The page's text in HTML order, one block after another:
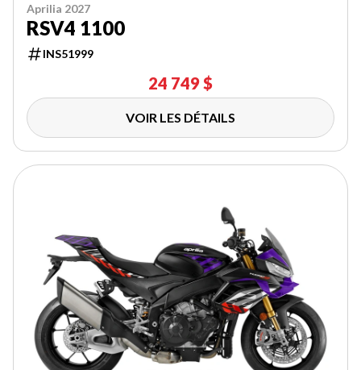
Aprilia 2027
RSV4 1100
INS51999
24 749 $
VOIR LES DÉTAILS